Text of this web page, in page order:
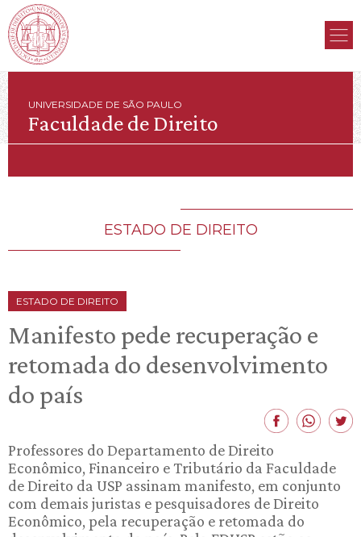
UNIVERSIDADE DE SÃO PAULO
Faculdade de Direito
ESTADO DE DIREITO
ESTADO DE DIREITO
Manifesto pede recuperação e
retomada do desenvolvimento
do país
Professores do Departamento de Direito
Econômico, Financeiro e Tributário da Faculdade
de Direito da USP assinam manifesto, em conjunto
com demais juristas e pesquisadores de Direito
Econômico, pela recuperação e retomada do